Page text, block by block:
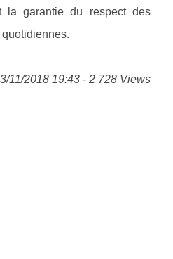
la garantie du respect des
11/2018 19:43 - 2 728 Views